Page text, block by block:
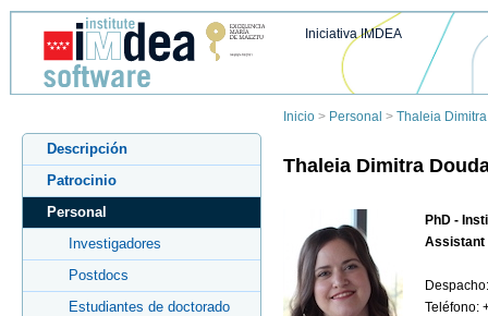
Iniciativa IMDEA
Inicio > Personal > Thaleia
Descripción
Patrocinio
Personal
Investigadores
Postdocs
Estudiantes de doctorado
Thaleia Dimitra
PhD -
Assistant
Teléfono: